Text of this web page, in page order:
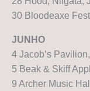
30 Bloodeaxe
JUNHO
4 Jacob’s
5 Beak & Skiff
9 Archer Music